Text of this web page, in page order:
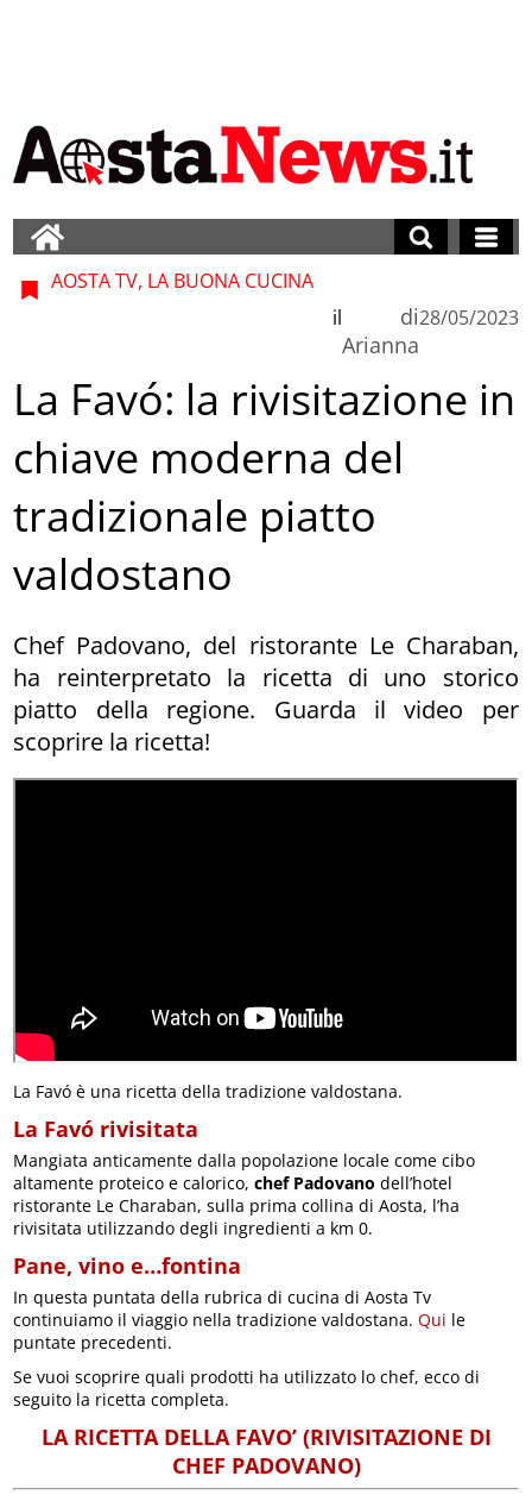
AOSTA TV, LA BUONA CUCINA
di
Arianna
il 28/05/2023
La Favó: la rivisitazione in
chiave moderna del
tradizionale piatto
valdostano
Chef Padovano, del ristorante Le Charaban,
ha reinterpretato la ricetta di uno storico
piatto della regione. Guarda il video per
scoprire la ricetta!
La Favó è una ricetta della tradizione valdostana.
La Favó rivisitata
Mangiata anticamente dalla popolazione locale come cibo
altamente proteico e calorico,chef Padovano dell’hotel
ristorante Le Charaban, sulla prima collina di Aosta, l’ha
rivisitata utilizzando degli ingredienti a km 0.
Pane, vino e…fontina
In questa puntata della rubrica di cucina di Aosta Tv
continuiamo il viaggio nella tradizione valdostana.Qui le
puntate precedenti.
Se vuoi scoprire quali prodotti ha utilizzato lo chef, ecco di
seguito la ricetta completa.
LA RICETTA DELLA FAVO’ (RIVISITAZIONE DI
CHEF PADOVANO)